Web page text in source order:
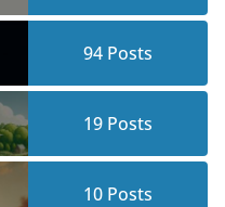
94Posts
19Posts
10Posts